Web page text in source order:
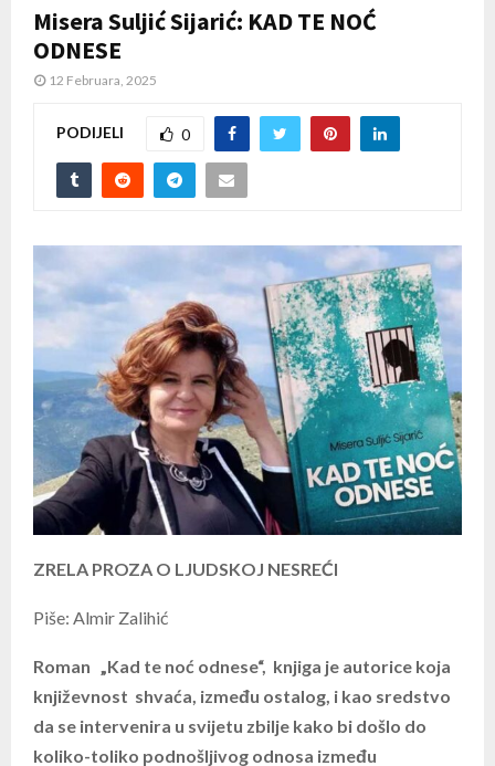
Misera Suljić Sijarić: KAD TE NOĆ
ODNESE
12 Februara, 2025
PODIJELI 0
ZRELA PROZA O LJUDSKOJ NESREĆI
Piše: Almir Zalihić
Roman „Kad te noć odnese“, knjiga je autorice koja
književnost shvaća, između ostalog, i kao sredstvo
da se intervenira u svijetu zbilje kako bi došlo do
koliko-toliko podnošljivog odnosa između